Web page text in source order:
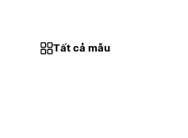
Tất cả mẫu